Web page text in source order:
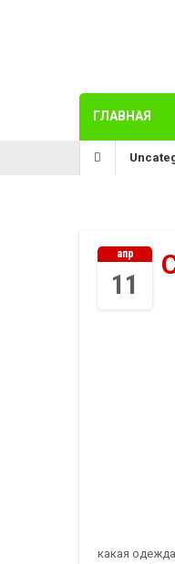
ГЛАВНАЯ
апр
11
какая